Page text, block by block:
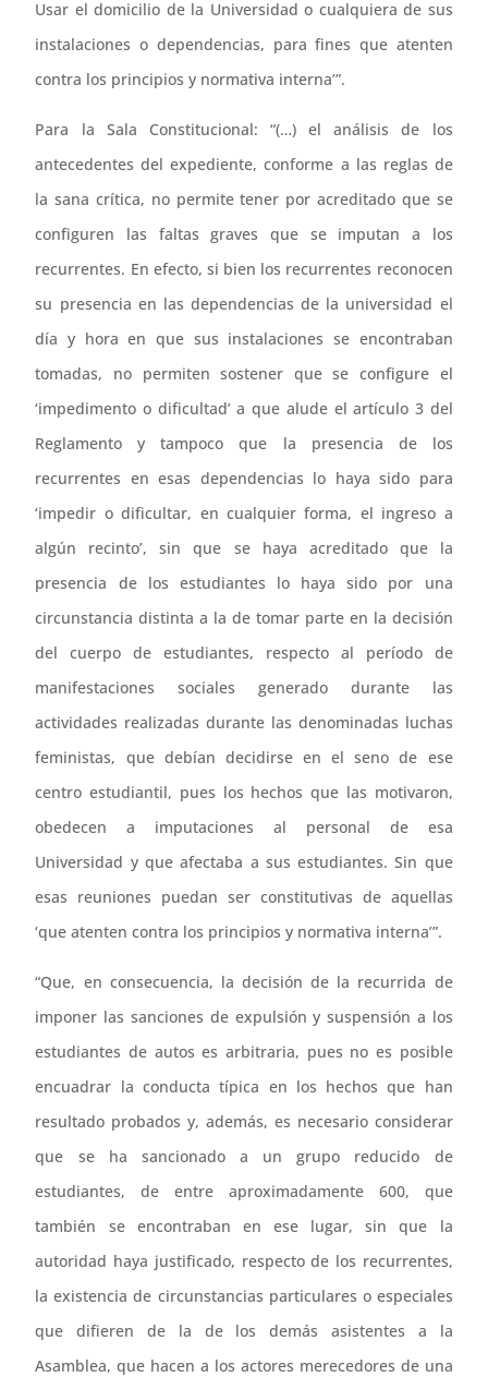
Usar el domicilio de la Universidad o cualquiera de sus
instalaciones o dependencias, para fines que atenten
contra los principios y normativa interna’”.
Para la Sala Constitucional: “(…) el análisis de los
antecedentes del expediente, conforme a las reglas de
la sana crítica, no permite tener por acreditado que se
configuren las faltas graves que se imputan a los
recurrentes. En efecto, si bien los recurrentes reconocen
su presencia en las dependencias de la universidad el
día y hora en que sus instalaciones se encontraban
tomadas, no permiten sostener que se configure el
‘impedimento o dificultad’ a que alude el artículo 3 del
Reglamento y tampoco que la presencia de los
recurrentes en esas dependencias lo haya sido para
‘impedir o dificultar, en cualquier forma, el ingreso a
algún recinto’, sin que se haya acreditado que la
presencia de los estudiantes lo haya sido por una
circunstancia distinta a la de tomar parte en la decisión
del cuerpo de estudiantes, respecto al período de
manifestaciones sociales generado durante las
actividades realizadas durante las denominadas luchas
feministas, que debían decidirse en el seno de ese
centro estudiantil, pues los hechos que las motivaron,
obedecen a imputaciones al personal de esa
Universidad y que afectaba a sus estudiantes. Sin que
esas reuniones puedan ser constitutivas de aquellas
‘que atenten contra los principios y normativa interna’”.
“Que, en consecuencia, la decisión de la recurrida de
imponer las sanciones de expulsión y suspensión a los
estudiantes de autos es arbitraria, pues no es posible
encuadrar la conducta típica en los hechos que han
resultado probados y, además, es necesario considerar
que se ha sancionado a un grupo reducido de
estudiantes, de entre aproximadamente 600, que
también se encontraban en ese lugar, sin que la
autoridad haya justificado, respecto de los recurrentes,
la existencia de circunstancias particulares o especiales
que difieren de la de los demás asistentes a la
Asamblea, que hacen a los actores merecedores de una